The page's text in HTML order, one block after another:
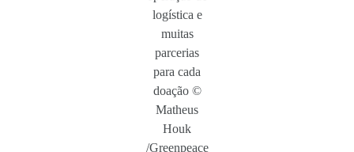
logística e
muitas
parcerias
para cada
doação ©
Matheus
Houk
/Greenpeace